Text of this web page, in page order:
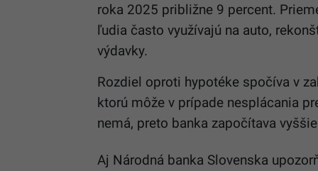
roka 2025 približne 9 percent.
ľudia často využívajú na auto,
výdavky.
Rozdiel oproti hypotéke spočíva v
ktorú môže v prípade nesplácania
nemá, preto banka započítava
Aj Národná banka Slovenska